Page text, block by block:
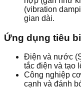
(vibration
gian dài.
Ứng dụng tiêu
Điện và nước
tắc điện và tạo
Công nghiệp
cạnh và đánh